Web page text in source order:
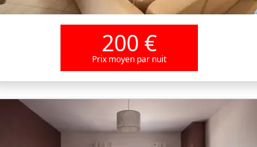
200 €
Prix moyen par nuit